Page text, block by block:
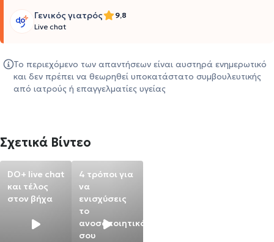
Γενικός γιατρός
9,8
Live chat
Το περιεχόμενο των απαντήσεων είναι αυστηρά ενημερωτικό
και δεν πρέπει να θεωρηθεί υποκατάστατο συμβουλευτικής
από ιατρούς ή επαγγελματίες υγείας
Σχετικά Βίντεο
DO+ live chat
και τέλος
στον βήχα
4 τρόποι για
να
ενισχύσεις
το
ανοσοποιητικό
σου